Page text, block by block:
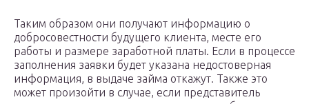
Таким образом они получают информацию о
добросовестности будущего клиента, месте его
работы и размере заработной платы. Если в процессе
заполнения заявки будет указана недостоверная
информация, в выдаче займа откажут. Также это
может произойти в случае, если представитель